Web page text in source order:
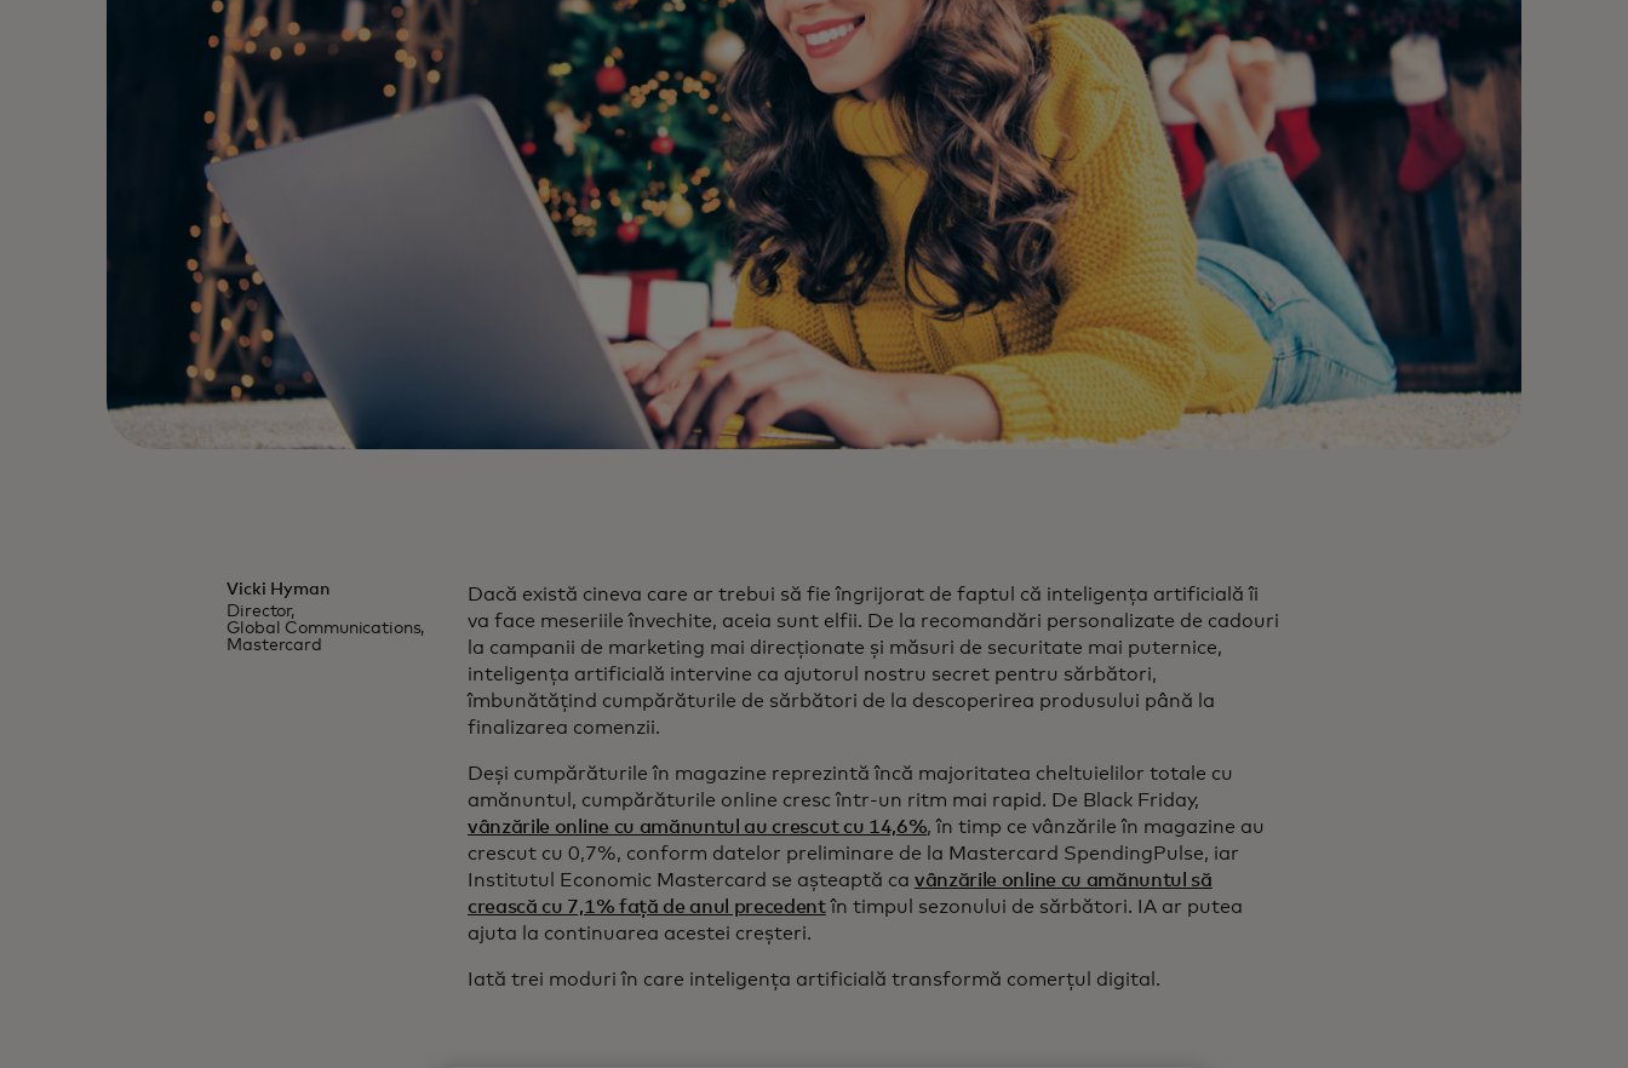
Vicki Hyman
Director,
Global Communications,
Mastercard
Dacă există cineva care ar trebui să fie îngrijorat de faptul că inteligența artificială îi
va face meseriile învechite, aceia sunt elfii. De la recomandări personalizate de cadouri
la campanii de marketing mai direcționate și măsuri de securitate mai puternice,
inteligența artificială intervine ca ajutorul nostru secret pentru sărbători,
îmbunătățind cumpărăturile de sărbători de la descoperirea produsului până la
finalizarea comenzii.
Deși cumpărăturile în magazine reprezintă încă majoritatea cheltuielilor totale cu
amănuntul, cumpărăturile online cresc într-un ritm mai rapid. De Black Friday,
vânzările online cu amănuntul au crescut cu 14,6%, în timp ce vânzările în magazine au
crescut cu 0,7%, conform datelor preliminare de la Mastercard SpendingPulse, iar
Institutul Economic Mastercard se așteaptă ca vânzările online cu amănuntul să
crească cu 7,1% față de anul precedentîn timpul sezonului de sărbători. IA ar putea
ajuta la continuarea acestei creșteri.
Iată trei moduri în care inteligența artificială transformă comerțul digital.